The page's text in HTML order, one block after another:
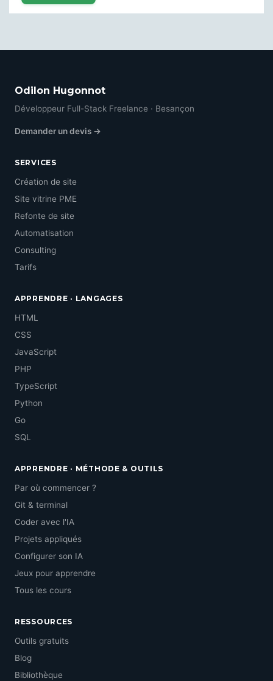
Odilon Hugonnot
Développeur Full-Stack Freelance · Besançon
Demander un devis →
SERVICES
Création de site
Site vitrine PME
Refonte de site
Automatisation
Consulting
Tarifs
APPRENDRE · LANGAGES
HTML
CSS
JavaScript
PHP
TypeScript
Python
Go
SQL
APPRENDRE · MÉTHODE & OUTILS
Par où commencer ?
Git & terminal
Coder avec l'IA
Projets appliqués
Configurer son IA
Jeux pour apprendre
Tous les cours
RESSOURCES
Outils gratuits
Blog
Bibliothèque